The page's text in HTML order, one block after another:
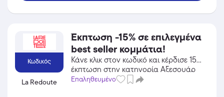
Κωδικός
La Redoute
Έκπτωση -15% σε επιλεγμένα
best seller κομμάτια!
Κάνε κλικ στον κωδικό και κέρδισε 15%
έκπτωση στην κατηγορία Αξεσουάρ
από το La Redoute!
Επαληθευμένο